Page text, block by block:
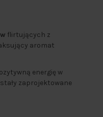
flirtujących z
aromat
energię w
zaprojektowane